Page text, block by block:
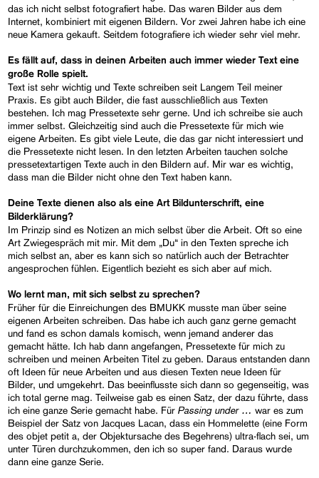
das ich nicht selbst fotografiert habe. Das waren Bilder aus dem
Internet, kombiniert mit eigenen Bildern. Vor zwei Jahren habe ich eine
neue Kamera gekauft. Seitdem fotografiere ich wieder sehr viel mehr.
Es fällt auf, dass in deinen Arbeiten auch immer wieder Text eine
große Rolle spielt.
Text ist sehr wichtig und Texte schreiben seit Langem Teil meiner
Praxis. Es gibt auch Bilder, die fast ausschließlich aus Texten
bestehen. Ich mag Pressetexte sehr gerne. Und ich schreibe sie auch
immer selbst. Gleichzeitig sind auch die Pressetexte für mich wie
eigene Arbeiten. Es gibt viele Leute, die das gar nicht interessiert und
die Pressetexte nicht lesen. In den letzten Arbeiten tauchen solche
pressetextartigen Texte auch in den Bildern auf. Mir war es wichtig,
dass man die Bilder nicht ohne den Text haben kann.
Deine Texte dienen also als eine Art Bildunterschrift, eine
Bilderklärung?
Im Prinzip sind es Notizen an mich selbst über die Arbeit. Oft so eine
Art Zwiegespräch mit mir. Mit dem „Du“ in den Texten spreche ich
mich selbst an, aber es kann sich so natürlich auch der Betrachter
angesprochen fühlen. Eigentlich bezieht es sich aber auf mich.
Wo lernt man, mit sich selbst zu sprechen?
Früher für die Einreichungen des BMUKK musste man über seine
eigenen Arbeiten schreiben. Das habe ich auch ganz gerne gemacht
und fand es schon damals komisch, wenn jemand anderer das
gemacht hätte. Ich hab dann angefangen, Pressetexte für mich zu
schreiben und meinen Arbeiten Titel zu geben. Daraus entstanden dann
oft Ideen für neue Arbeiten und aus diesen Texten neue Ideen für
Bilder, und umgekehrt. Das beeinflusste sich dann so gegenseitig, was
ich total gerne mag. Teilweise gab es einen Satz, der dazu führte, dass
ich eine ganze Serie gemacht habe. FürPassing under …war es zum
Beispiel der Satz von Jacques Lacan, dass ein Hommelette (eine Form
des objet petit a, der Objektursache des Begehrens) ultra-flach sei, um
unter Türen durchzukommen, den ich so super fand. Daraus wurde
dann eine ganze Serie.